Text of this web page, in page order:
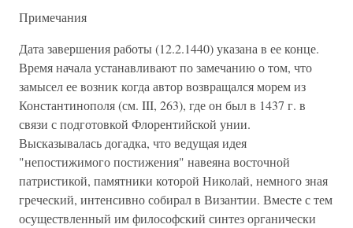
Примечания
Дата завершения работы (12.2.1440) указана в ее конце.
Время начала устанавливают по замечанию о том, что
замысел ее возник когда автор возвращался морем из
Константинополя (см. III, 263), где он был в 1437 г. в
связи с подготовкой Флорентийской унии.
Высказывалась догадка, что ведущая идея
"непостижимого постижения" навеяна восточной
патристикой, памятники которой Николай, немного зная
греческий, интенсивно собирал в Византии. Вместе с тем
осуществленный им философский синтез органически